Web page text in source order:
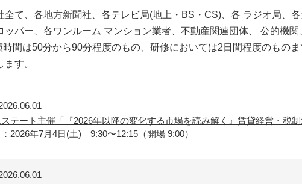
全て、各地方新聞社、各テレビ局(地上・BS・CS)、各 ラジオ局、
ッパー、各ワンルーム マンション業者、不動産関連団体、 公的機関
間は50分から90分程度のもの、研修においては2日間程度のもの
す。
テート主催「『2026年以降の変化する市場を読み解く』賃貸経営・税制
2026年7月4日(土) 9:30〜12:15（開場 9:00）